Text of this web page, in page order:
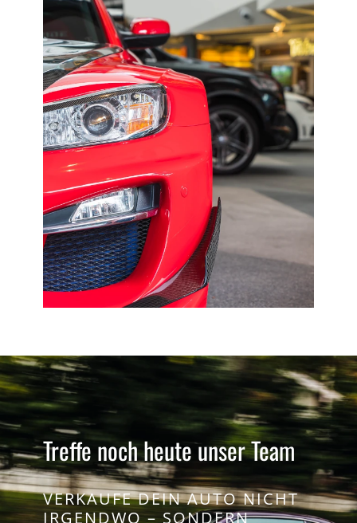
Treffe noch heute unser Team
VERKAUFE DEIN AUTO NICHT
IRGENDWO – SONDERN